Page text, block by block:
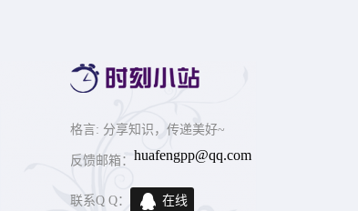
格言: 分享知识，传递美好~
反馈邮箱： huafengpp@qq.com
联系Q Q： 在线